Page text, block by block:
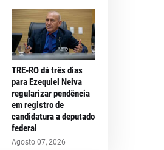
TRE-RO dá três dias
para Ezequiel Neiva
regularizar pendência
em registro de
candidatura a deputado
federal
Agosto 07, 2026